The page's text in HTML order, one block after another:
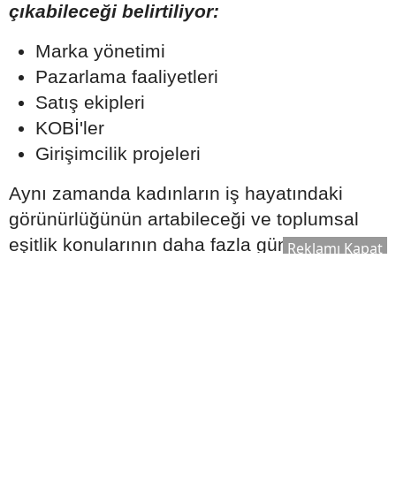
çıkabileceği belirtiliyor:
Marka yönetimi
Pazarlama faaliyetleri
Satış ekipleri
KOBİ'ler
Girişimcilik projeleri
Aynı zamanda kadınların iş hayatındaki
görünürlüğünün artabileceği ve toplumsal
eşitlik konularının daha fazla gündemReklamı Kapat